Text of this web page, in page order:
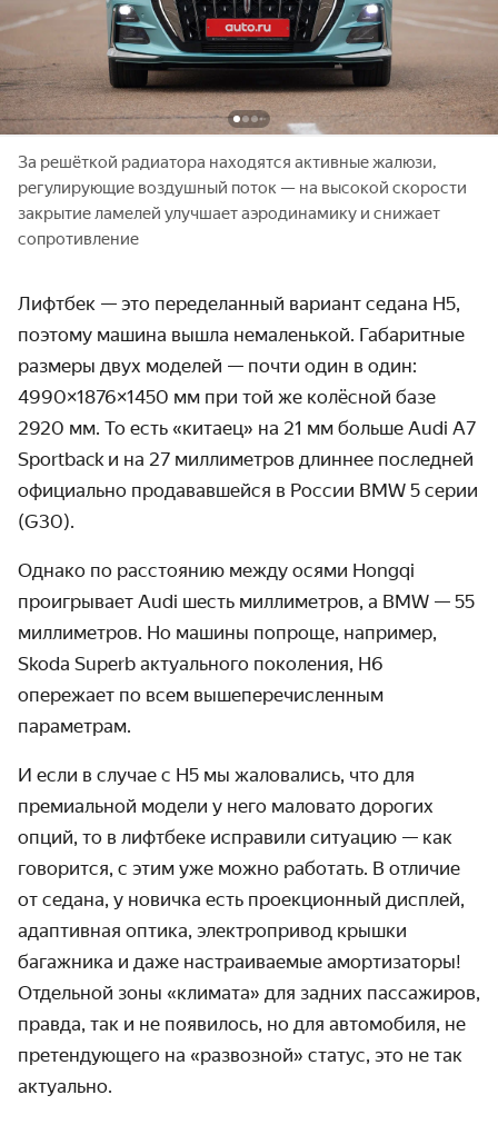
За решёткой радиатора находятся активные жалюзи,
регулирующие воздушный поток — на высокой скорости
закрытие ламелей улучшает аэродинамику и снижает
сопротивление
Лифтбек — это переделанный вариант седана H5,
поэтому машина вышла немаленькой. Габаритные
размеры двух моделей — почти один в один:
4990×1876×1450 мм при той же колёсной базе
2920 мм. То есть «китаец» на 21 мм больше Audi A7
Sportback и на 27 миллиметров длиннее последней
официально продававшейся в России BMW 5 серии
(G30).
Однако по расстоянию между осями Hongqi
проигрывает Audi шесть миллиметров, а BMW — 55
миллиметров. Но машины попроще, например,
Skoda Superb актуального поколения, H6
опережает по всем вышеперечисленным
параметрам.
И если в случае с H5 мы жаловались, что для
премиальной модели у него маловато дорогих
опций, то в лифтбеке исправили ситуацию — как
говорится, с этим уже можно работать. В отличие
от седана, у новичка есть проекционный дисплей,
адаптивная оптика, электропривод крышки
багажника и даже настраиваемые амортизаторы!
Отдельной зоны «климата» для задних пассажиров,
правда, так и не появилось, но для автомобиля, не
претендующего на «развозной» статус, это не так
актуально.